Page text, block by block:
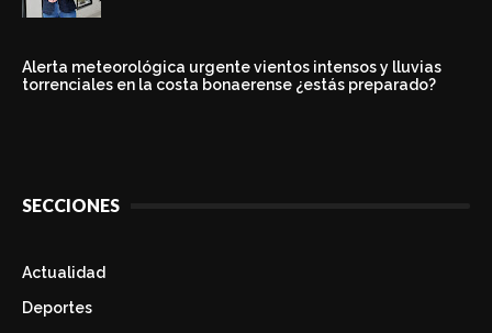
Alerta meteorológica urgente vientos intensos y lluvias
torrenciales en la costa bonaerense ¿estás preparado?
SECCIONES
Actualidad
Deportes